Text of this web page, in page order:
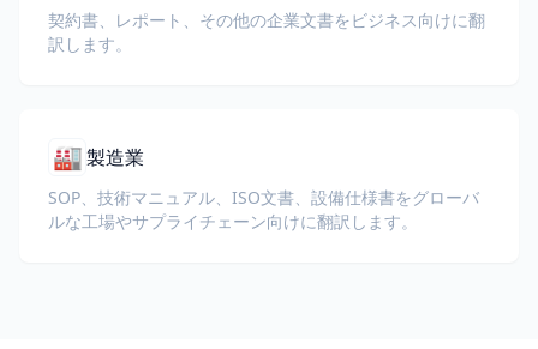
契約書、レポート、その他の企業文書をビジネス向けに翻
訳します。
🏭製造業
SOP、技術マニュアル、ISO文書、設備仕様書をグローバ
ルな工場やサプライチェーン向けに翻訳します。